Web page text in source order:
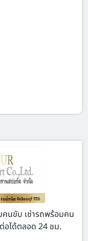
คนขับ เช่ารถพร้อมคน
อได้ตลอด 24 ชม.